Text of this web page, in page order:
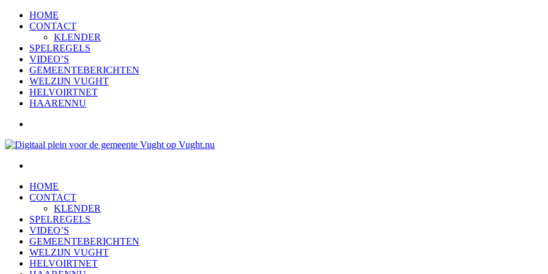
HOME
CONTACT
KLENDER
SPELREGELS
VIDEO’S
GEMEENTEBERICHTEN
WELZIJN VUGHT
HELVOIRTNET
HAARENNU
HOME
CONTACT
KLENDER
SPELREGELS
VIDEO’S
GEMEENTEBERICHTEN
WELZIJN VUGHT
HELVOIRTNET